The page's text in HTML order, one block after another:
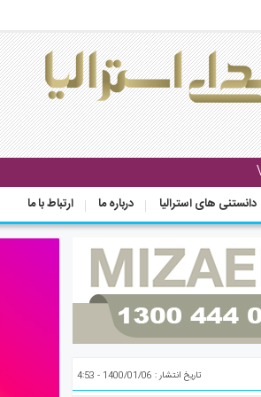
دانستنی های استرالیا درباره ما ارتباط با ما
تاریخ انتشار : 1400/01/06 - 4:53